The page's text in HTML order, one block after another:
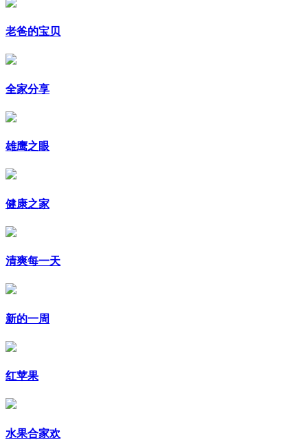
老爸的宝贝
全家分享
雄鹰之眼
健康之家
清爽每一天
新的一周
红苹果
水果合家欢